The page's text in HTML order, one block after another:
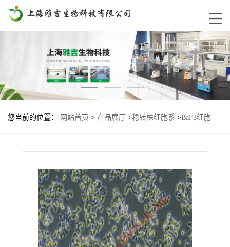
您当前的位置： 网站首页 > 产品展厅 >稳转株细胞系 >BaF3细胞